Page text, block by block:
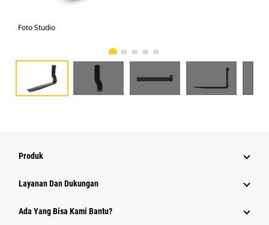
Foto Studio
Produk
Layanan Dan Dukungan
Ada Yang Bisa Kami Bantu?